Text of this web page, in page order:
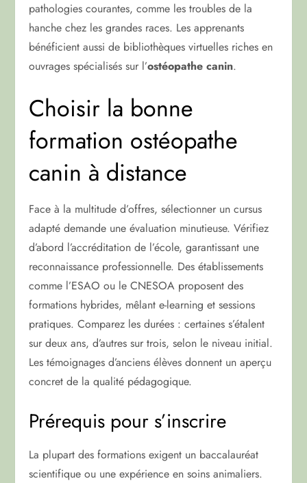
pathologies courantes, comme les troubles de la
hanche chez les grandes races. Les apprenants
bénéficient aussi de bibliothèques virtuelles riches en
ouvrages spécialisés sur l’ostéopathe canin.
Choisir la bonne
formation ostéopathe
canin à distance
Face à la multitude d’offres, sélectionner un cursus
adapté demande une évaluation minutieuse. Vérifiez
d’abord l’accréditation de l’école, garantissant une
reconnaissance professionnelle. Des établissements
comme l’ESAO ou le CNESOA proposent des
formations hybrides, mêlant e-learning et sessions
pratiques. Comparez les durées : certaines s’étalent
sur deux ans, d’autres sur trois, selon le niveau initial.
Les témoignages d’anciens élèves donnent un aperçu
concret de la qualité pédagogique.
Prérequis pour s’inscrire
La plupart des formations exigent un baccalauréat
scientifique ou une expérience en soins animaliers.